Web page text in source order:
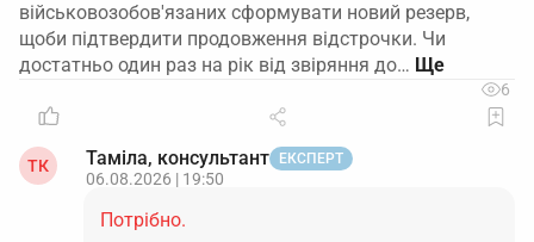
військовозобов'язаних сформувати новий резерв,
щоби підтвердити продовження відстрочки. Чи
достатньо один раз на рік від звіряння до…
6
ТК Таміла, консультант ЕКСПЕРТ
06.08.2026 | 19:50
Потрібно.